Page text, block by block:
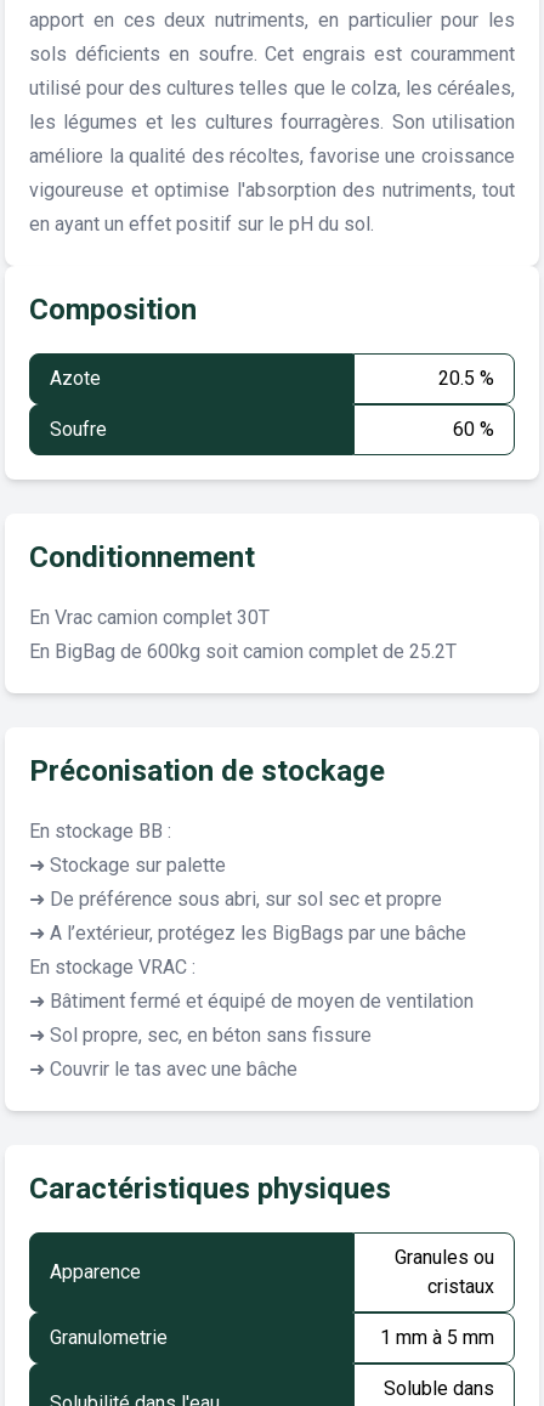
apport en ces deux nutriments, en particulier pour les
sols déficients en soufre. Cet engrais est couramment
utilisé pour des cultures telles que le colza, les céréales,
les légumes et les cultures fourragères. Son utilisation
améliore la qualité des récoltes, favorise une croissance
vigoureuse et optimise l'absorption des nutriments, tout
en ayant un effet positif sur le pH du sol.
Composition
Azote 20.5 %
Soufre 60 %
Conditionnement
En Vrac camion complet 30T
En BigBag de 600kg soit camion complet de 25.2T
Préconisation de stockage
En stockage BB :
➜ Stockage sur palette
➜ De préférence sous abri, sur sol sec et propre
➜ A l’extérieur, protégez les BigBags par une bâche
En stockage VRAC :
➜ Bâtiment fermé et équipé de moyen de ventilation
➜ Sol propre, sec, en béton sans fissure
➜ Couvrir le tas avec une bâche
Caractéristiques physiques
Apparence
Granules ou
cristaux
Granulometrie 1 mm à 5 mm
Soluble dans